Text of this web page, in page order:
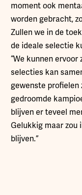
moment ook
worden gebracht,
Zullen we in de
de ideale selectie
“We kunnen
selecties kan
gewenste profielen
gedroomde
blijven er teveel
Gelukkig maar zou
blijven.”